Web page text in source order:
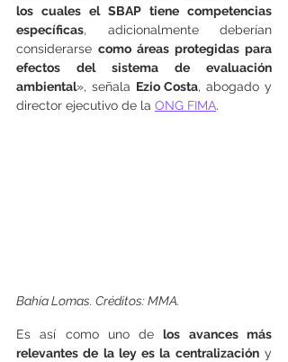
los cuales el SBAP tiene competencias
específicas, adicionalmente deberían
considerarse como áreas protegidas para
efectos del sistema de evaluación
ambiental», señala Ezio Costa, abogado y
director ejecutivo de la ONG FIMA.
Bahía Lomas. Créditos: MMA.
Es así como uno de los avances más
relevantes de la ley es la centralización y